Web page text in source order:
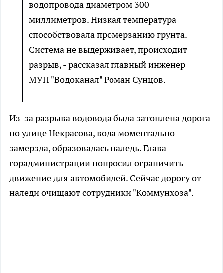
водопровода диаметром 300
миллиметров. Низкая температура
способствовала промерзанию грунта.
Система не выдерживает, происходит
разрыв, - рассказал главный инженер
МУП "Водоканал" Роман Сунцов.
Из-за разрыва водовода была затоплена дорога
по улице Некрасова, вода моментально
замерзла, образовалась наледь. Глава
горадминистрации попросил ограничить
движение для автомобилей. Сейчас дорогу от
наледи очищают сотрудники "Коммунхоза".